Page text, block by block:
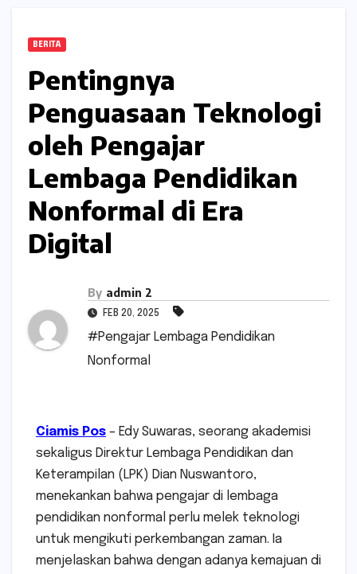
BERITA
Pentingnya
Penguasaan Teknologi
oleh Pengajar
Lembaga Pendidikan
Nonformal di Era
Digital
By admin 2
FEB 20, 2025
#Pengajar Lembaga Pendidikan
Nonformal
Ciamis Pos – Edy Suwaras, seorang akademisi
sekaligus Direktur Lembaga Pendidikan dan
Keterampilan (LPK) Dian Nuswantoro,
menekankan bahwa pengajar di lembaga
pendidikan nonformal perlu melek teknologi
untuk mengikuti perkembangan zaman. Ia
menjelaskan bahwa dengan adanya kemajuan di